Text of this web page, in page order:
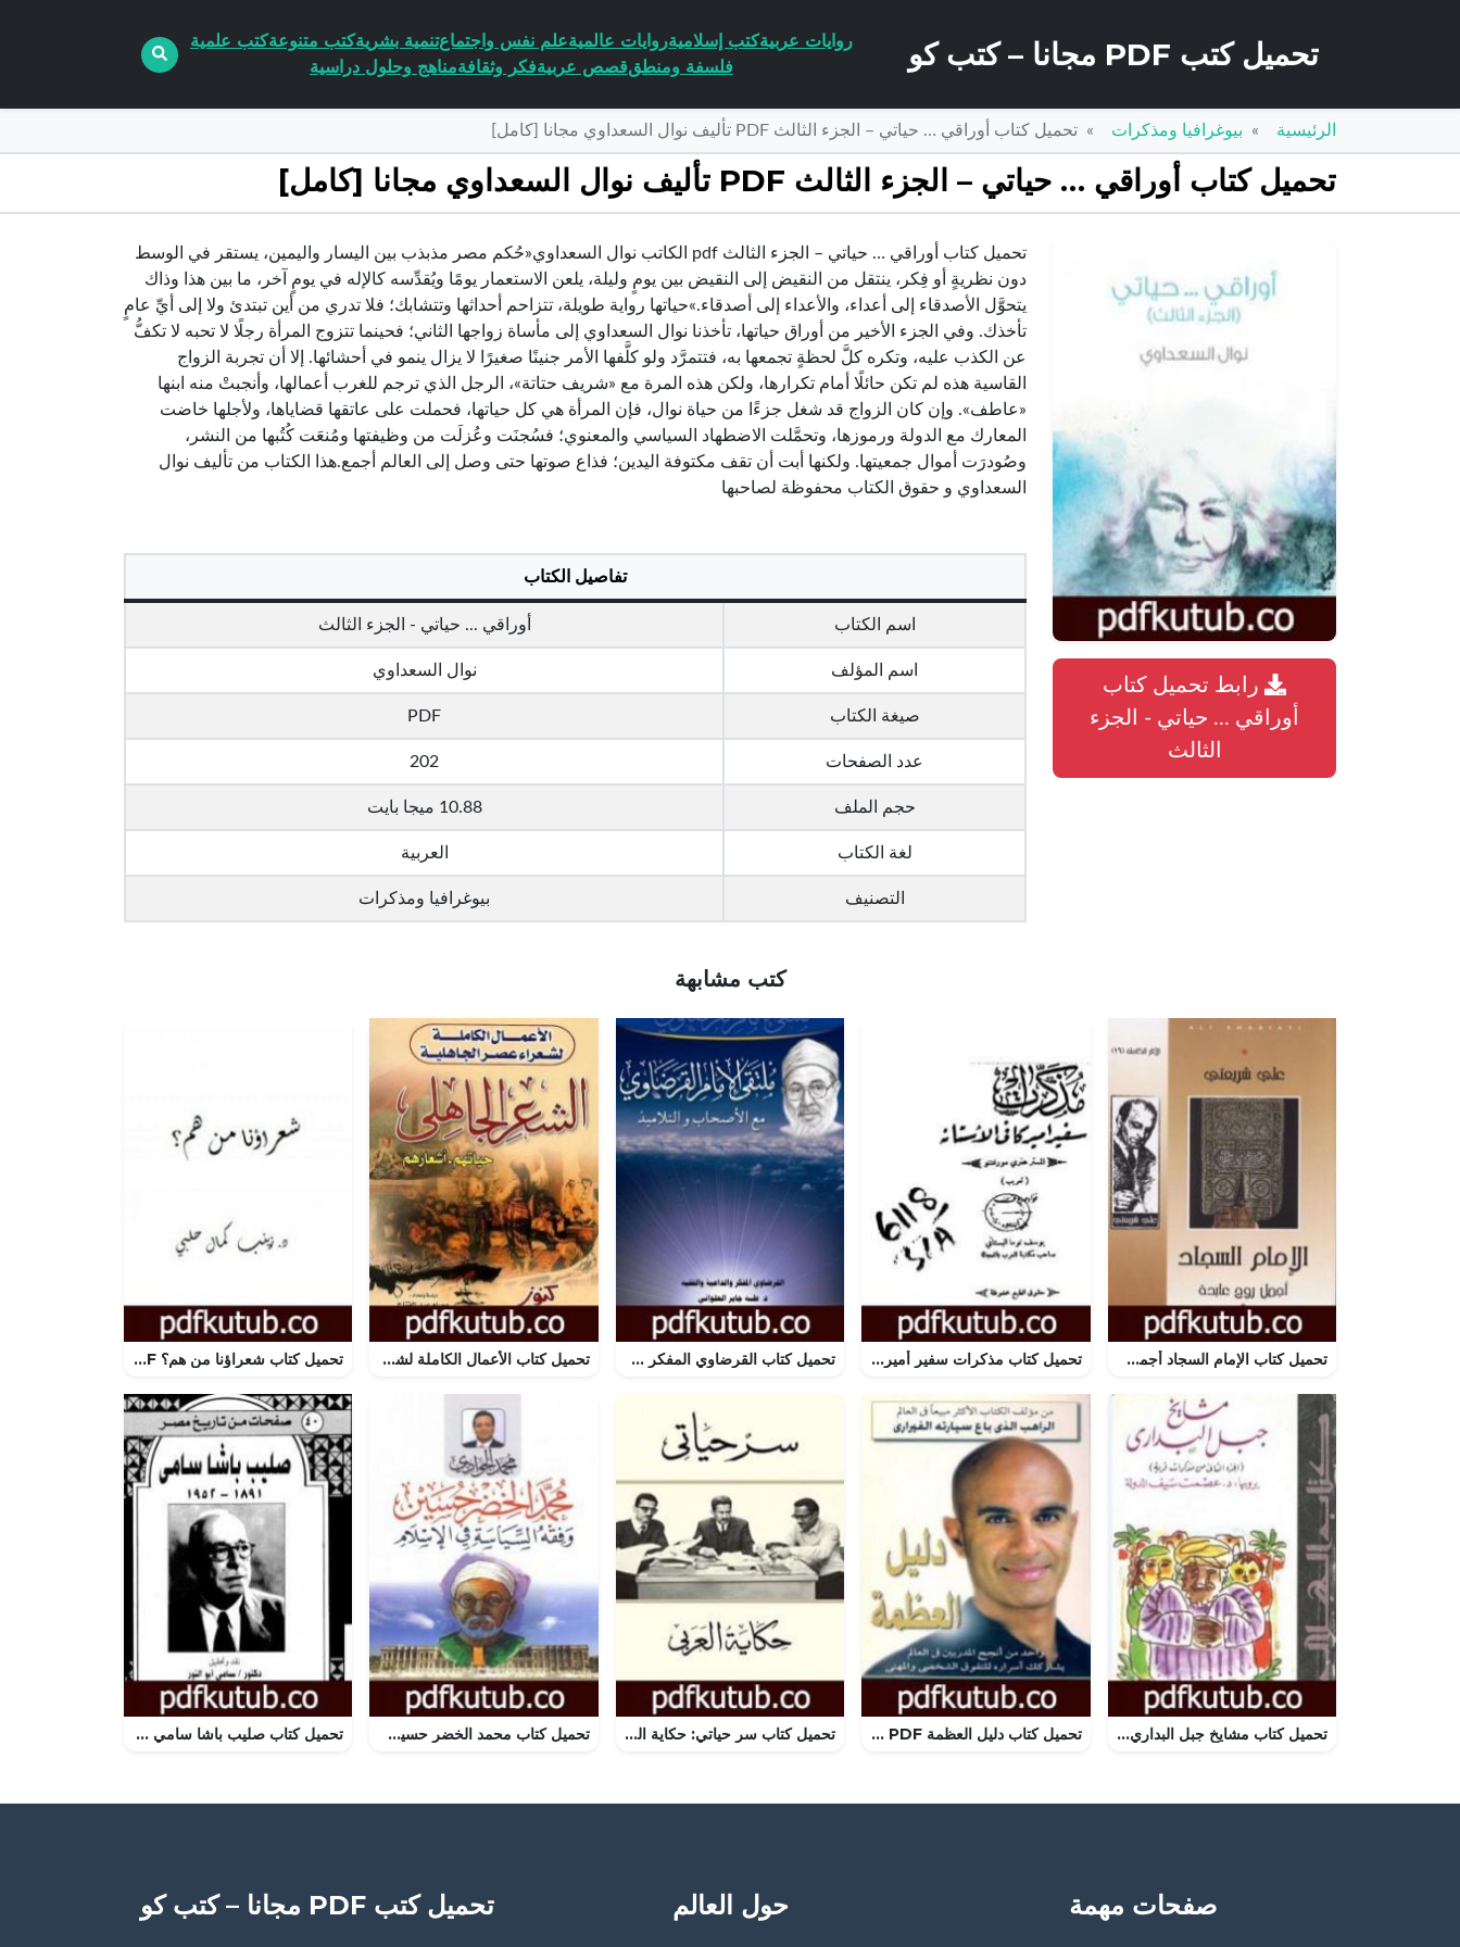
تحميل كتب PDF مجانا – كتب كو روايات عربيةكتب إسلاميةروايات عالميةعلم نفس واجتماعتنمية بشريةكتب متنوعةكتب علمية
فلسفة ومنطققصص عربيةفكر وثقافةمناهج وحلول دراسية
الرئيسية بيوغرافيا ومذكرات تحميل كتاب أوراقي … حياتي – الجزء الثالث PDF تأليف نوال السعداوي مجانا [كامل]
تحميل كتاب أوراقي … حياتي – الجزء الثالث PDF تأليف نوال السعداوي مجانا [كامل]
رابط تحميل كتاب
أوراقي ... حياتي - الجزء
الثالث
تحميل كتاب أوراقي … حياتي – الجزء الثالث pdf الكاتب نوال السعداوي«حُكم مصر مذبذب بين اليسار واليمين، يستقر في الوسط
دون نظريةٍ أو فِكر، ينتقل من النقيض إلى النقيض بين يومٍ وليلة، يلعن الاستعمار يومًا ويُقدِّسه كالإله في يومٍ آخر، ما بين هذا وذاك
يتحوَّل الأصدقاء إلى أعداء، والأعداء إلى أصدقاء.»حياتها رواية طويلة، تتزاحم أحداثها وتتشابك؛ فلا تدري من أين تبتدئ ولا إلى أيِّ عامٍ
تأخذك. وفي الجزء الأخير من أوراق حياتها، تأخذنا نوال السعداوي إلى مأساة زواجها الثاني؛ فحينما تتزوج المرأة رجلًا لا تحبه لا تكفُّ
عن الكذب عليه، وتكره كلَّ لحظةٍ تجمعها به، فتتمرَّد ولو كلَّفها الأمر جنينًا صغيرًا لا يزال ينمو في أحشائها. إلا أن تجربة الزواج
القاسية هذه لم تكن حائلًا أمام تكرارها، ولكن هذه المرة مع «شريف حتاتة»، الرجل الذي ترجم للغرب أعمالها، وأنجبتْ منه ابنها
«عاطف». وإن كان الزواج قد شغل جزءًا من حياة نوال، فإن المرأة هي كل حياتها، فحملت على عاتقها قضاياها، ولأجلها خاضت
المعارك مع الدولة ورموزها، وتحمَّلت الاضطهاد السياسي والمعنوي؛ فسُجنَت وعُزلَت من وظيفتها ومُنعَت كُتُبها من النشر،
وصُودرَت أموال جمعيتها. ولكنها أبت أن تقف مكتوفة اليدين؛ فذاع صوتها حتى وصل إلى العالم أجمع.هذا الكتاب من تأليف نوال
السعداوي و حقوق الكتاب محفوظة لصاحبها
تفاصيل الكتاب
اسم الكتاب أوراقي ... حياتي - الجزء الثالث
اسم المؤلف نوال السعداوي
صيغة الكتاب PDF
عدد الصفحات 202
حجم الملف 10.88 ميجا بايت
لغة الكتاب العربية
التصنيف بيوغرافيا ومذكرات
كتب مشابهة
تحميل كتاب الإمام السجاد أجمل روح عابدة – الآثار الكاملة PDF تأليف علي شريعتي مجانا [كامل] تحميل كتاب مذكرات سفير أميركا في الأستانه – المستر هنري مورغنتو PDF تأليف يوسف البستاني مجانا [كامل] تحميل كتاب القرضاوي المفكر والداعية والفقيه PDF تأليف طه جابر العلواني مجانا [كامل] تحميل كتاب الأعمال الكاملة لشعراء عصر الجاهلية حياتهم – أشعارهم PDF تأليف عصام عبد الفتاح مجانا [كامل] تحميل كتاب شعراؤنا من هم؟ PDF تأليف د. زينب حلبي مجانا [كامل]
تحميل كتاب مشايخ جبل البداري PDF تأليف عصمت سيف الدولة مجانا [كامل] تحميل كتاب دليل العظمة PDF تأليف روبين شارما مجانا [كامل] تحميل كتاب سر حياتي: حكاية العربي PDF تأليف خالد صالح مصطفي مجانا [كامل] تحميل كتاب محمد الخضر حسين وفقه السياسة في الإسلام PDF تأليف محمد الجوادي مجانا [كامل] تحميل كتاب صليب باشا سامي 1891-1952 PDF تأليف صليب سامي مجانا [كامل]
صفحات مهمة حول العالم تحميل كتب PDF مجانا – كتب كو